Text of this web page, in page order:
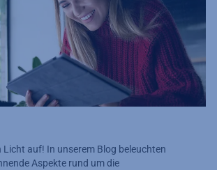
Licht auf! In unserem Blog beleuchten
Aspekte rund um die